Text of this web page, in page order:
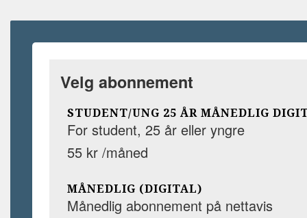
Velg abonnement
STUDENT/UNG 25 ÅR MÅNEDLIG
For student, 25 år eller yngre
55 kr /måned
MÅNEDLIG (DIGITAL)
Månedlig abonnement på nettavis